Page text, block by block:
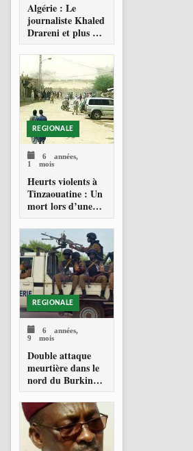
Algérie : Le
journaliste Khaled
Drareni et plus de
30 détenus
d’opinion libérés
REGIONALE
6 années,
1 mois
Heurts violents à
Tinzaouatine : Un
mort lors d’une
tentative de forcer
le passage des
frontières avec le
Mali
REGIONALE
6 années,
9 mois
Double attaque
meurtière dans le
nord du Burkina
Faso